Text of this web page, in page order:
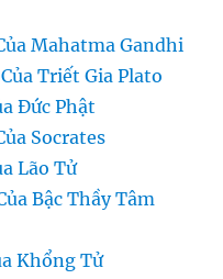
Mahatma Gandhi
Triết Gia Plato
Đức Phật
Socrates
Lão Tử
Bậc Thầy Tâm
Khổng Tử